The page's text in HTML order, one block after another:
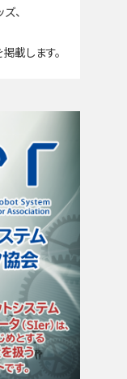
、
載します。